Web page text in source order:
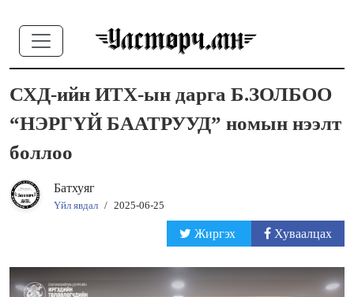
СХД-ийн ИТХ-ын дарга Б.ЗОЛБОО
“НЭРГҮЙ БААТРУУД” номын нээлт
боллоо
Батхуяг
Үйл явдал / 2025-06-25
Жиргэх Хуваалцах